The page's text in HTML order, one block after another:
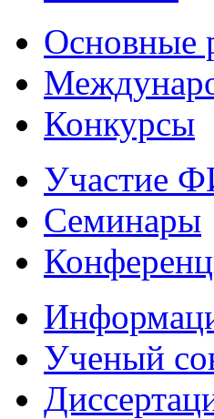
Основные
Конкурсы
Участие
Семинары
Ученый